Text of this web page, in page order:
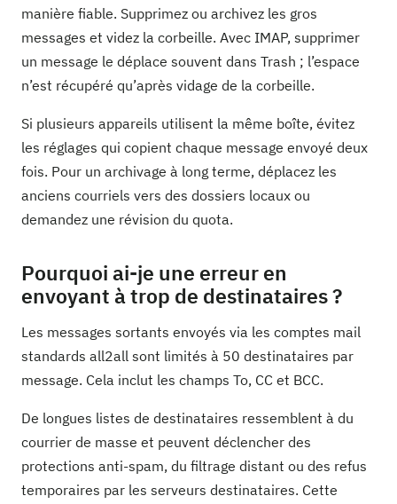
manière fiable. Supprimez ou archivez les gros
messages et videz la corbeille. Avec IMAP, supprimer
un message le déplace souvent dans Trash ; l’espace
n’est récupéré qu’après vidage de la corbeille.
Si plusieurs appareils utilisent la même boîte, évitez
les réglages qui copient chaque message envoyé deux
fois. Pour un archivage à long terme, déplacez les
anciens courriels vers des dossiers locaux ou
demandez une révision du quota.
Pourquoi ai-je une erreur en
envoyant à trop de destinataires ?
Les messages sortants envoyés via les comptes mail
standards all2all sont limités à 50 destinataires par
message. Cela inclut les champs To, CC et BCC.
De longues listes de destinataires ressemblent à du
courrier de masse et peuvent déclencher des
protections anti-spam, du filtrage distant ou des refus
temporaires par les serveurs destinataires. Cette